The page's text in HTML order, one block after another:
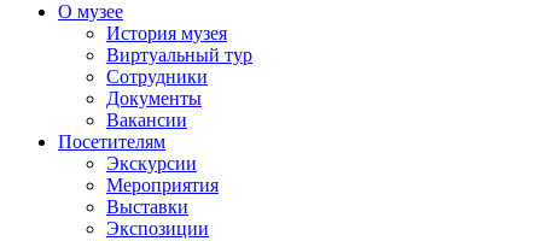
О музее
История музея
Виртуальный тур
Сотрудники
Документы
Вакансии
Посетителям
Экскурсии
Мероприятия
Выставки
Экспозиции